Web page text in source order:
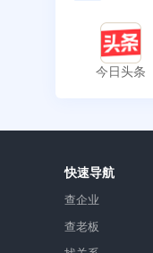
今日头条
快速导航
查企业
查老板